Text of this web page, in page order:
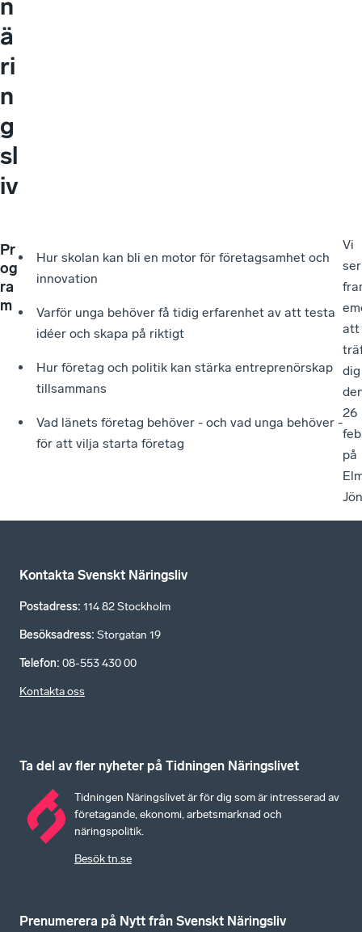
n
ä
ri
n
g
sl
iv
Pr
og
ra
m
Hur skolan kan bli en motor för företagsamhet och
innovation
Varför unga behöver få tidig erfarenhet av att testa
idéer och skapa på riktigt
Hur företag och politik kan stärka entreprenörskap
tillsammans
Vad länets företag behöver - och vad unga behöver -
för att vilja starta företag
Vi
ser
att
dig
26
på
Kontakta Svenskt Näringsliv
Postadress: 114 82 Stockholm
Besöksadress: Storgatan 19
Telefon: 08-553 430 00
Kontakta oss
Ta del av fler nyheter på Tidningen Näringslivet
Tidningen Näringslivet är för dig som är intresserad av
företagande, ekonomi, arbetsmarknad och
näringspolitik.
Besök tn.se
Prenumerera på Nytt från Svenskt Näringsliv